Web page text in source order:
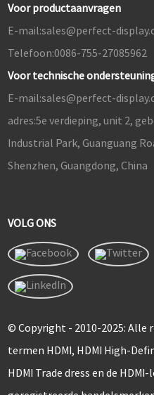
Voor productaanvragen
E-mail:sales@perfect-
Telefoon:0086-755-27085962
Voor technische
E-mail:sales@perfect-
adres:5e verdieping, unit 2,
Industrial Park, Guanguang
Shenzhen, Guangdong, China
VOLG ONS
© Copyright - 2010-2025: Alle
termen HDMI, HDMI High-
HDMI Trade dress en de